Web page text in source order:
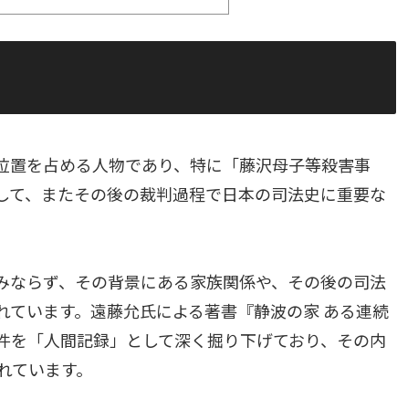
を占める人物であり、特に「藤沢母子等殺害事
、またその後の裁判過程で日本の司法史に重要な
らず、その背景にある家族関係や、その後の司法
います。遠藤允氏による著書『静波の家 ある連続
「人間記録」として深く掘り下げており、その内
います。